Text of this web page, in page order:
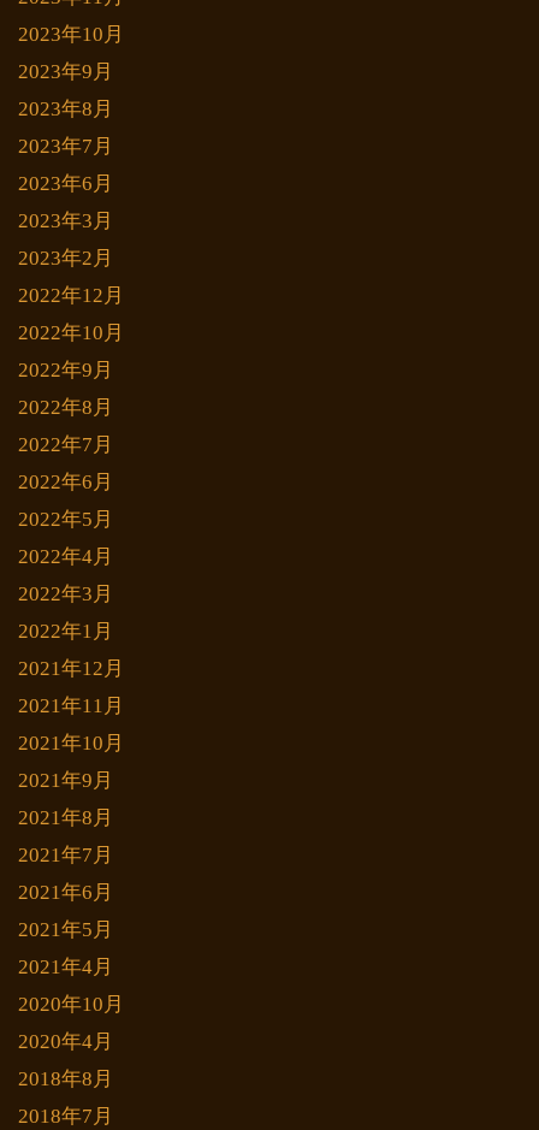
2023年10月
2023年9月
2023年8月
2023年7月
2023年6月
2023年3月
2023年2月
2022年12月
2022年10月
2022年9月
2022年8月
2022年7月
2022年6月
2022年5月
2022年4月
2022年3月
2022年1月
2021年12月
2021年11月
2021年10月
2021年9月
2021年8月
2021年7月
2021年6月
2021年5月
2021年4月
2020年10月
2020年4月
2018年8月
2018年7月